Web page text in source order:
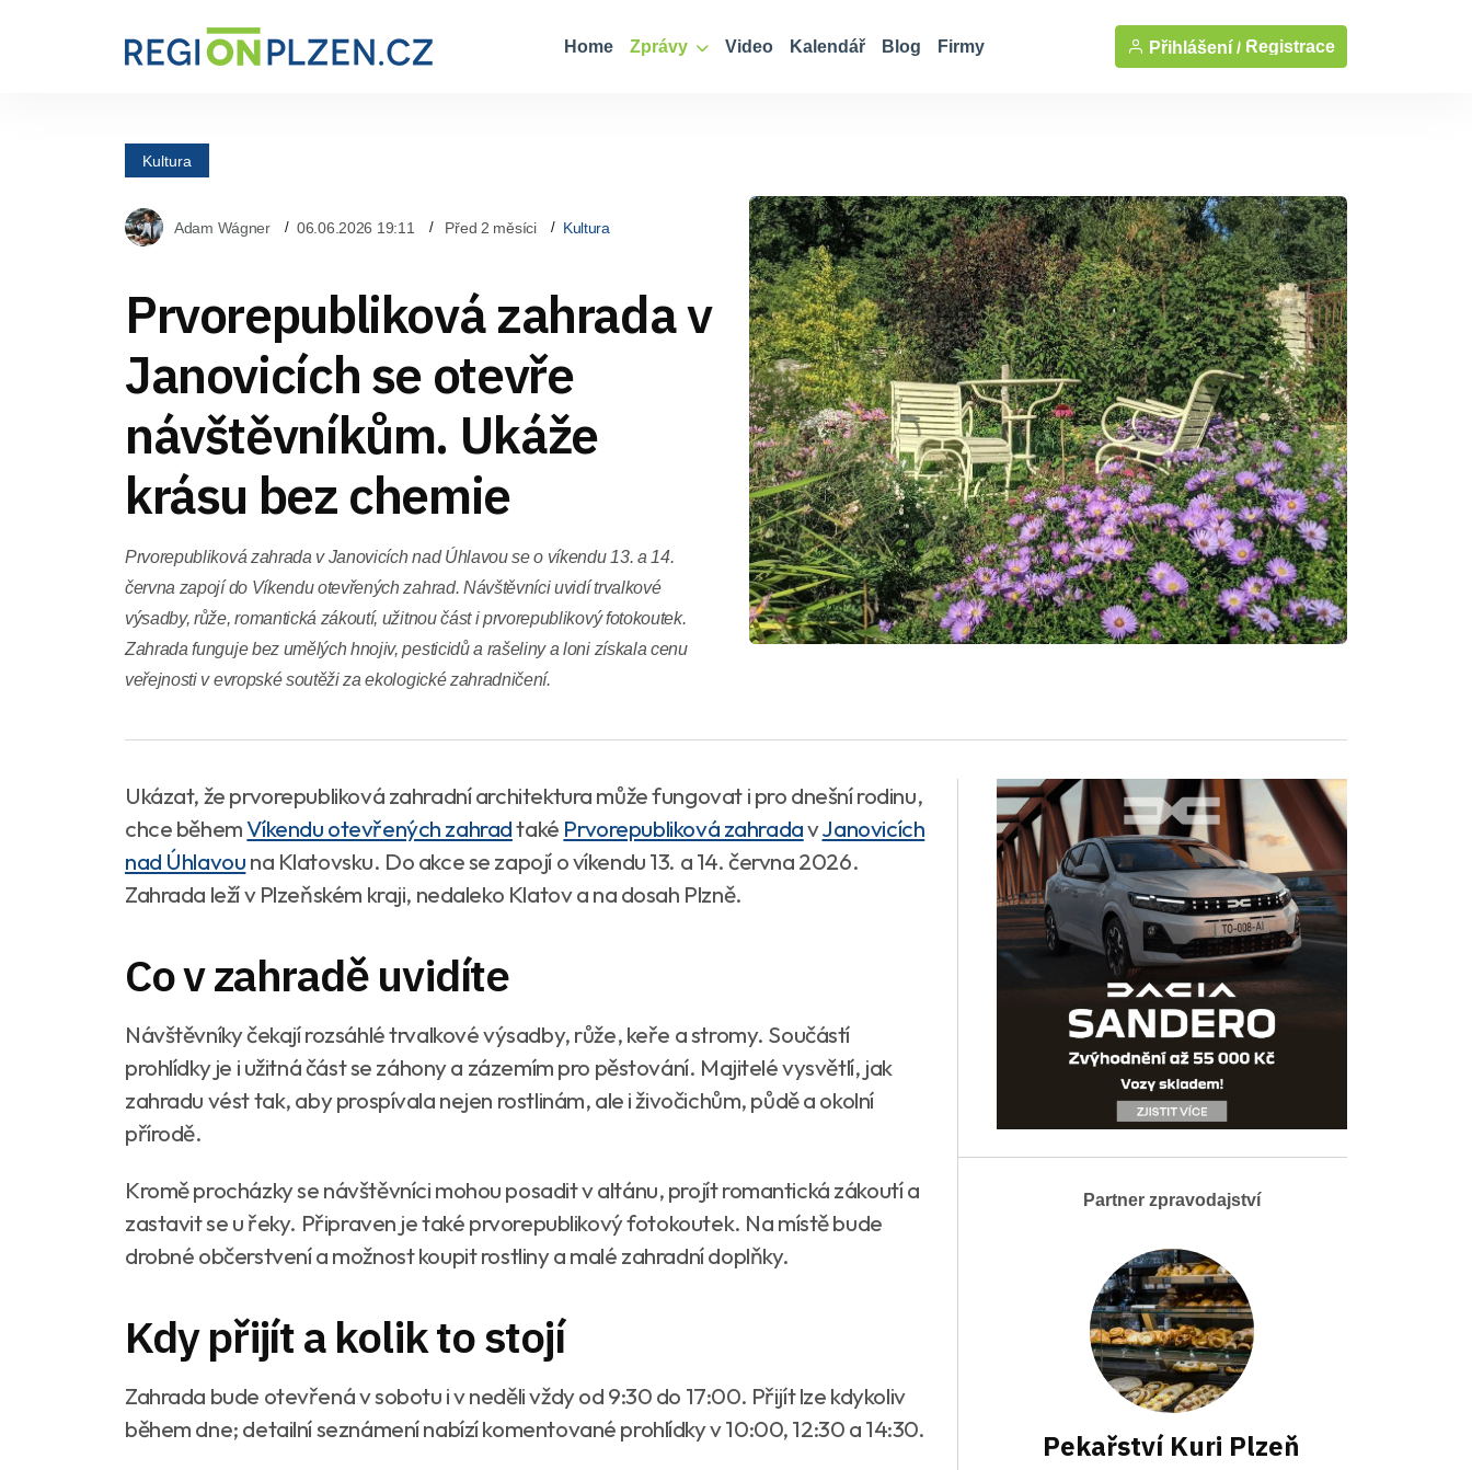
Home Zprávy Video Kalendář Blog Firmy Přihlášení / Registrace
Kultura
Adam Wágner 06.06.2026 19:11 Před 2 měsíci Kultura
Prvorepubliková zahrada v
Janovicích se otevře
návštěvníkům. Ukáže
krásu bez chemie
Prvorepubliková zahrada v Janovicích nad Úhlavou se o víkendu 13. a 14.
června zapojí do Víkendu otevřených zahrad. Návštěvníci uvidí trvalkové
výsadby, růže, romantická zákoutí, užitnou část i prvorepublikový fotokoutek.
Zahrada funguje bez umělých hnojiv, pesticidů a rašeliny a loni získala cenu
veřejnosti v evropské soutěži za ekologické zahradničení.
Ukázat, že prvorepubliková zahradní architektura může fungovat i pro dnešní rodinu,
chce běhemVíkendu otevřených zahradtaké Prvorepubliková zahradavJanovicích
nad Úhlavouna Klatovsku. Do akce se zapojí o víkendu 13. a 14. června 2026.
Zahrada leží v Plzeňském kraji, nedaleko Klatov a na dosah Plzně.
Co v zahradě uvidíte
Návštěvníky čekají rozsáhlé trvalkové výsadby, růže, keře a stromy. Součástí
prohlídky je i užitná část se záhony a zázemím pro pěstování. Majitelé vysvětlí, jak
zahradu vést tak, aby prospívala nejen rostlinám, ale i živočichům, půdě a okolní
přírodě.
Kromě procházky se návštěvníci mohou posadit v altánu, projít romantická zákoutí a
zastavit se u řeky. Připraven je také prvorepublikový fotokoutek. Na místě bude
drobné občerstvení a možnost koupit rostliny a malé zahradní doplňky.
Kdy přijít a kolik to stojí
Zahrada bude otevřená v sobotu i v neděli vždy od 9:30 do 17:00. Přijít lze kdykoliv
během dne; detailní seznámení nabízí komentované prohlídky v 10:00, 12:30 a 14:30.
Partner zpravodajství
Pekařství Kuri Plzeň